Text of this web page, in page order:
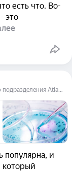
есть что. Во-
это
Врач-генетик, Руководитель аналитического подразделения Atlas Biomed Group
популярна, и
который